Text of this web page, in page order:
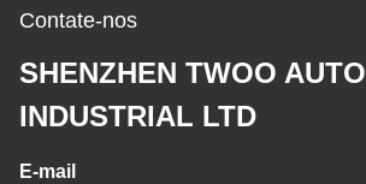
Contate-nos
SHENZHEN TWOO AUTO
INDUSTRIAL LTD
E-mail